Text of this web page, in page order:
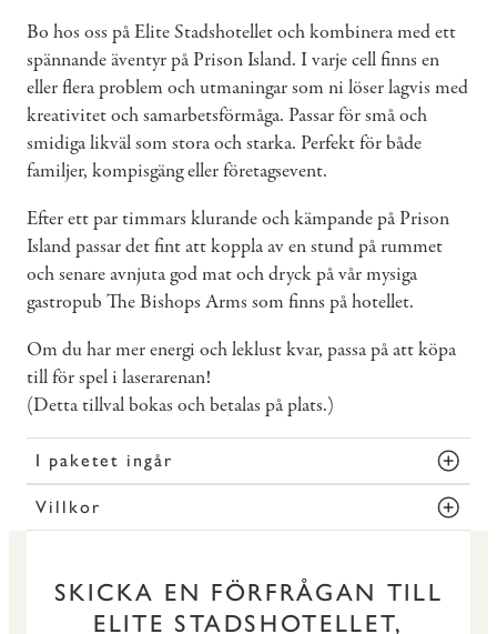
Bo hos oss på Elite Stadshotellet och kombinera med ett
spännande äventyr på Prison Island. I varje cell finns en
eller flera problem och utmaningar som ni löser lagvis med
kreativitet och samarbetsförmåga. Passar för små och
smidiga likväl som stora och starka. Perfekt för både
familjer, kompisgäng eller företagsevent.
Efter ett par timmars klurande och kämpande på Prison
Island passar det fint att koppla av en stund på rummet
och senare avnjuta god mat och dryck på vår mysiga
gastropub The Bishops Arms som finns på hotellet.
Om du har mer energi och leklust kvar, passa på att köpa
till för spel i laserarenan!
(Detta tillval bokas och betalas på plats.)
I paketet ingår
Villkor
SKICKA EN FÖRFRÅGAN TILL
ELITE STADSHOTELLET,